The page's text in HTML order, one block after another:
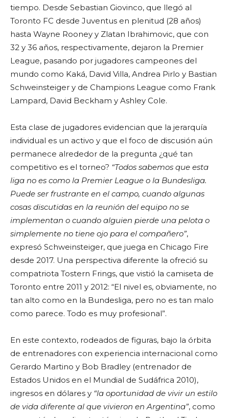
tiempo. Desde Sebastian Giovinco, que llegó al
Toronto FC desde Juventus en plenitud (28 años)
hasta Wayne Rooney y Zlatan Ibrahimovic, que con
32 y 36 años, respectivamente, dejaron la Premier
League, pasando por jugadores campeones del
mundo como Kaká, David Villa, Andrea Pirlo y Bastian
Schweinsteiger y de Champions League como Frank
Lampard, David Beckham y Ashley Cole.
Esta clase de jugadores evidencian que la jerarquía
individual es un activo y que el foco de discusión aún
permanece alrededor de la pregunta ¿qué tan
competitivo es el torneo? “Todos sabemos que esta
liga no es como la Premier League o la Bundesliga.
Puede ser frustrante en el campo, cuando algunas
cosas discutidas en la reunión del equipo no se
implementan o cuando alguien pierde una pelota o
simplemente no tiene ojo para el compañero”,
expresó Schweinsteiger, que juega en Chicago Fire
desde 2017. Una perspectiva diferente la ofreció su
compatriota Tostern Frings, que vistió la camiseta de
Toronto entre 2011 y 2012: “El nivel es, obviamente, no
tan alto como en la Bundesliga, pero no es tan malo
como parece. Todo es muy profesional”.
En este contexto, rodeados de figuras, bajo la órbita
de entrenadores con experiencia internacional como
Gerardo Martino y Bob Bradley (entrenador de
Estados Unidos en el Mundial de Sudáfrica 2010),
ingresos en dólares y “la oportunidad de vivir un estilo
de vida diferente al que vivieron en Argentina”, como